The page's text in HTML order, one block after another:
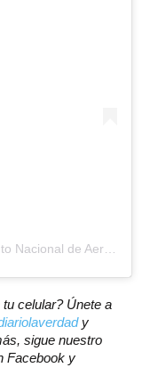
celular? Únete a
y
sigue nuestro
Facebook y